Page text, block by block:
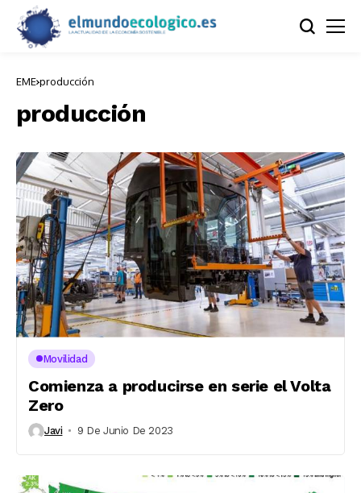
EME producción
producción
Movilidad
Comienza a producirse en serie el Volta
Zero
Javi 9 De Junio De 2023